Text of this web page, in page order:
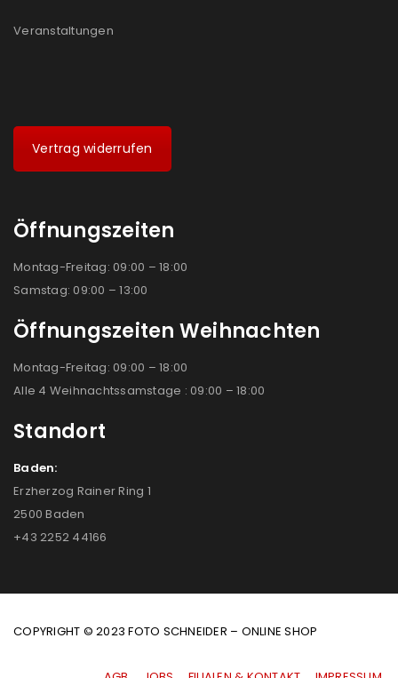
us
Datenschutzerklärung
Veranstaltungen
Vertrag widerrufen
Öffnungszeiten
Montag-Freitag: 09:00 – 18:00
Samstag: 09:00 – 13:00
Öffnungszeiten Weihnachten
Montag-Freitag: 09:00 – 18:00
Alle 4 Weihnachtssamstage : 09:00 – 18:00
Standort
Baden:
Erzherzog Rainer Ring 1
2500 Baden
+43 2252 44166
COPYRIGHT © 2023 FOTO SCHNEIDER – ONLINE SHOP